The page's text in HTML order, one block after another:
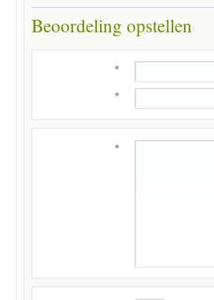
Beoordeling opstellen
*
*
*